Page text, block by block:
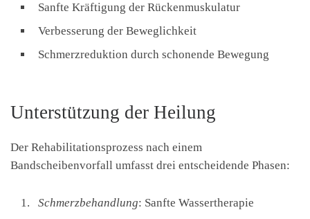
Sanfte Kräftigung der Rückenmuskulatur
Verbesserung der Beweglichkeit
Schmerzreduktion durch schonende Bewegung
Unterstützung der Heilung
Der Rehabilitationsprozess nach einem
Bandscheibenvorfall umfasst drei entscheidende Phasen:
Schmerzbehandlung: Sanfte Wassertherapie